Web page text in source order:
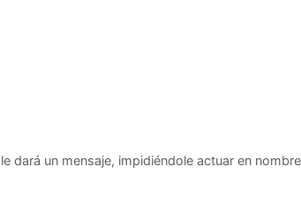
dará un mensaje, impidiéndole actuar en